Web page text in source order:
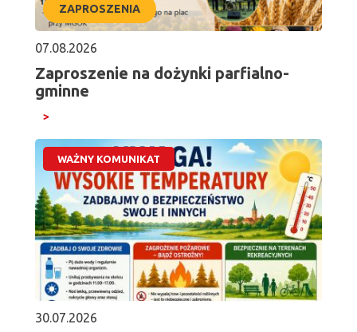
ZAPROSZENIA
07.08.2026
Zaproszenie na dożynki parfialno-
gminne
WAŻNY KOMUNIKAT
30.07.2026